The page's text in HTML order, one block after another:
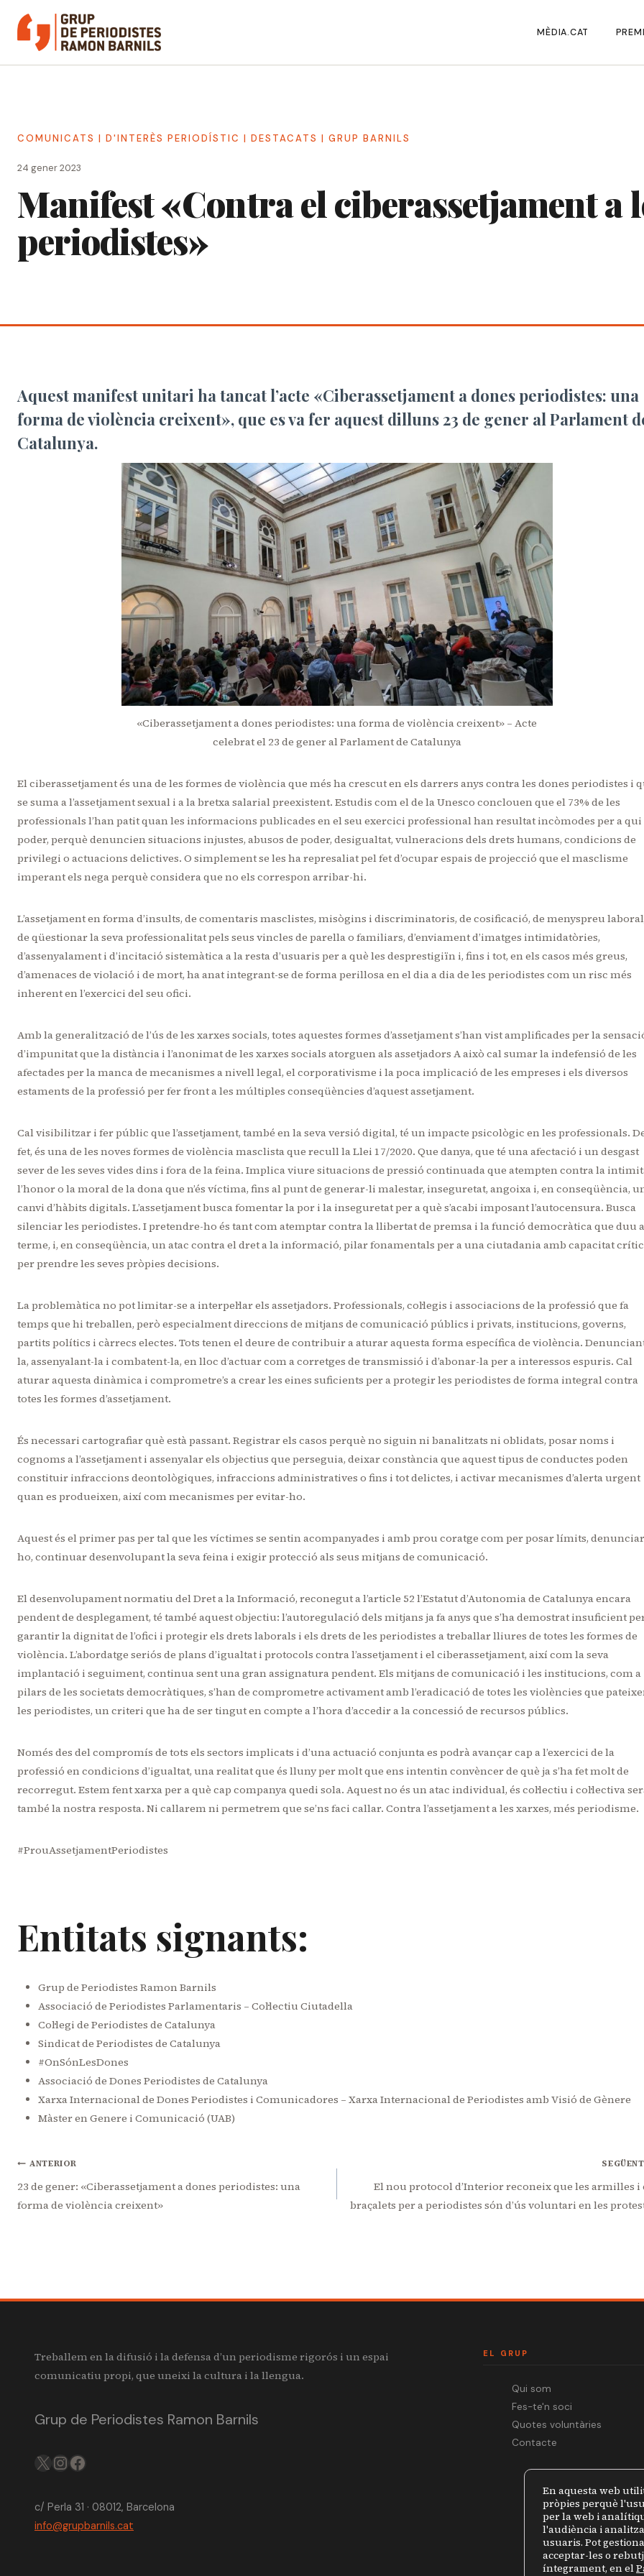
contingut
MÈDIA.CAT
COMUNICATS | D'INTERÈS PERIODÍSTIC | DESTACATS | GRUP BARNILS
24 gener 2023
Manifest «Contra el ciberassetjament a
periodistes»
Aquest manifest unitari ha tancat l’acte «Ciberassetjament a dones periodistes: una
forma de violència creixent», que es va fer aquest dilluns 23 de gener al Parlament
Catalunya.
«Ciberassetjament a dones periodistes: una forma de violència creixent» – Acte
celebrat el 23 de gener al Parlament de Catalunya
El ciberassetjament és una de les formes de violència que més ha crescut en els darrers anys contra les dones periodistes i
se suma a l’assetjament sexual i a la bretxa salarial preexistent. Estudis com el de la Unesco conclouen que el 73% de les
professionals l’han patit quan les informacions publicades en el seu exercici professional han resultat incòmodes per a qui
poder, perquè denuncien situacions injustes, abusos de poder, desigualtat, vulneracions dels drets humans, condicions de
privilegi o actuacions delictives. O simplement se les ha represaliat pel fet d’ocupar espais de projecció que el masclisme
imperant els nega perquè considera que no els correspon arribar-hi.
L’assetjament en forma d’insults, de comentaris masclistes, misògins i discriminatoris, de cosificació, de menyspreu
de qüestionar la seva professionalitat pels seus vincles de parella o familiars, d’enviament d’imatges intimidatòries,
d’assenyalament i d’incitació sistemàtica a la resta d’usuaris per a què les desprestigiïn i, fins i tot, en els casos més greus,
d’amenaces de violació i de mort, ha anat integrant-se de forma perillosa en el dia a dia de les periodistes com un risc més
inherent en l’exercici del seu ofici.
Amb la generalització de l’ús de les xarxes socials, totes aquestes formes d’assetjament s’han vist amplificades per la
d’impunitat que la distància i l’anonimat de les xarxes socials atorguen als assetjadors A això cal sumar la indefensió de les
afectades per la manca de mecanismes a nivell legal, el corporativisme i la poca implicació de les empreses i els diversos
estaments de la professió per fer front a les múltiples conseqüències d’aquest assetjament.
Cal visibilitzar i fer públic que l’assetjament, també en la seva versió digital, té un impacte psicològic en les professionals.
fet, és una de les noves formes de violència masclista que recull la Llei 17/2020. Que danya, que té una afectació i un desgast
sever de les seves vides dins i fora de la feina. Implica viure situacions de pressió continuada que atempten contra la
l’honor o la moral de la dona que n’és víctima, fins al punt de generar-li malestar, inseguretat, angoixa i, en conseqüència,
canvi d’hàbits digitals. L’assetjament busca fomentar la por i la inseguretat per a què s’acabi imposant l’autocensura. Busca
silenciar les periodistes. I pretendre-ho és tant com atemptar contra la llibertat de premsa i la funció democràtica que duu a
terme, i, en conseqüència, un atac contra el dret a la informació, pilar fonamentals per a una ciutadania amb capacitat
per prendre les seves pròpies decisions.
La problemàtica no pot limitar-se a interpel·lar els assetjadors. Professionals, col·legis i associacions de la professió que fa
temps que hi treballen, però especialment direccions de mitjans de comunicació públics i privats, institucions, governs,
partits polítics i càrrecs electes. Tots tenen el deure de contribuir a aturar aquesta forma específica de violència.
la, assenyalant-la i combatent-la, en lloc d’actuar com a corretges de transmissió i d’abonar-la per a interessos espuris. Cal
aturar aquesta dinàmica i comprometre’s a crear les eines suficients per a protegir les periodistes de forma integral contra
totes les formes d’assetjament.
És necessari cartografiar què està passant. Registrar els casos perquè no siguin ni banalitzats ni oblidats, posar noms i
cognoms a l’assetjament i assenyalar els objectius que perseguia, deixar constància que aquest tipus de conductes poden
constituir infraccions deontològiques, infraccions administratives o fins i tot delictes, i activar mecanismes d’alerta urgent
quan es produeixen, així com mecanismes per evitar-ho.
Aquest és el primer pas per tal que les víctimes se sentin acompanyades i amb prou coratge com per posar límits,
ho, continuar desenvolupant la seva feina i exigir protecció als seus mitjans de comunicació.
El desenvolupament normatiu del Dret a la Informació, reconegut a l’article 52 l’Estatut d’Autonomia de Catalunya encara
pendent de desplegament, té també aquest objectiu: l’autoregulació dels mitjans ja fa anys que s’ha demostrat insuficient
garantir la dignitat de l’ofici i protegir els drets laborals i els drets de les periodistes a treballar lliures de totes les formes de
violència. L’abordatge seriós de plans d’igualtat i protocols contra l’assetjament i el ciberassetjament, així com la seva
implantació i seguiment, continua sent una gran assignatura pendent. Els mitjans de comunicació i les institucions, com a
pilars de les societats democràtiques, s’han de comprometre activament amb l’eradicació de totes les violències que
les periodistes, un criteri que ha de ser tingut en compte a l’hora d’accedir a la concessió de recursos públics.
Només des del compromís de tots els sectors implicats i d’una actuació conjunta es podrà avançar cap a l’exercici de la
professió en condicions d’igualtat, una realitat que és lluny per molt que ens intentin convèncer de què ja s’ha fet molt de
recorregut. Estem fent xarxa per a què cap companya quedi sola. Aquest no és un atac individual, és col·lectiu i col·lectiva
també la nostra resposta. Ni callarem ni permetrem que se’ns faci callar. Contra l’assetjament a les xarxes, més periodisme.
#ProuAssetjamentPeriodistes
Entitats signants:
Grup de Periodistes Ramon Barnils
Associació de Periodistes Parlamentaris – Col·lectiu Ciutadella
Col·legi de Periodistes de Catalunya
Sindicat de Periodistes de Catalunya
#OnSónLesDones
Associació de Dones Periodistes de Catalunya
Xarxa Internacional de Dones Periodistes i Comunicadores – Xarxa Internacional de Periodistes amb Visió de Gènere
Màster en Genere i Comunicació (UAB)
Navegació
d'entrades
ANTERIOR
23 de gener: «Ciberassetjament a dones periodistes: una
forma de violència creixent»
SEGÜENT
El nou protocol d’Interior reconeix que les armilles i
braçalets per a periodistes són d’ús voluntari en les
Treballem en la difusió i la defensa d’un periodisme rigorós i un espai
comunicatiu propi, que uneixi la cultura i la llengua.
Grup de Periodistes Ramon Barnils
X IGFB
c/ Perla 31 · 08012, Barcelona
info@grupbarnils.cat
EL GRUP
Qui som
Fes-te'n soci
Quotes voluntàries
Contacte
En aquesta web
pròpies perquè
per la web i
l'audiència i
usuaris. Pot
acceptar-les o
íntegrament, en el